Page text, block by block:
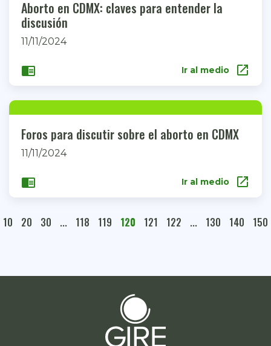
Aborto en CDMX: claves para entender la
discusión
11/11/2024
chrome_reader_mode Ir al medio open_in_new
Foros para discutir sobre el aborto en CDMX
11/11/2024
chrome_reader_mode Ir al medio open_in_new
10 20 30 ... 118 119 120 121 122 ... 130 140 150